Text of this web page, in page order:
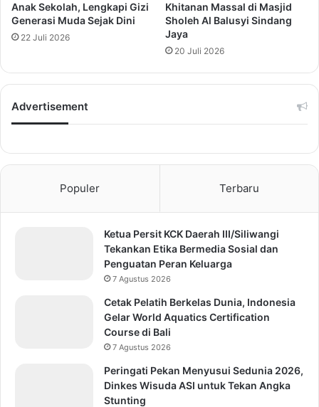
Anak Sekolah, Lengkapi Gizi
Generasi Muda Sejak Dini
22 Juli 2026
Khitanan Massal di Masjid
Sholeh Al Balusyi Sindang
Jaya
20 Juli 2026
Advertisement
Populer Terbaru
Ketua Persit KCK Daerah III/Siliwangi
Tekankan Etika Bermedia Sosial dan
Penguatan Peran Keluarga
7 Agustus 2026
Cetak Pelatih Berkelas Dunia, Indonesia
Gelar World Aquatics Certification
Course di Bali
7 Agustus 2026
Peringati Pekan Menyusui Sedunia 2026,
Dinkes Wisuda ASI untuk Tekan Angka
Stunting